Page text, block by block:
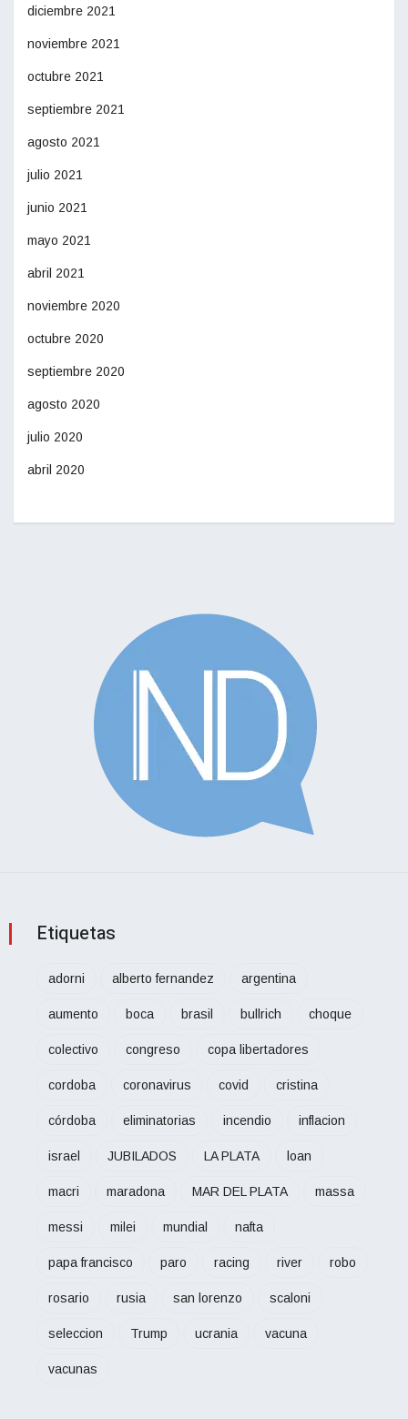
diciembre 2021
noviembre 2021
octubre 2021
septiembre 2021
agosto 2021
julio 2021
junio 2021
mayo 2021
abril 2021
noviembre 2020
octubre 2020
septiembre 2020
agosto 2020
julio 2020
abril 2020
Etiquetas
adorni alberto fernandez argentina
aumento boca brasil bullrich choque
colectivo congreso copa libertadores
cordoba coronavirus covid cristina
córdoba eliminatorias incendio inflacion
israel JUBILADOS LA PLATA loan
macri maradona MAR DEL PLATA massa
messi milei mundial nafta
papa francisco paro racing river robo
rosario rusia san lorenzo scaloni
seleccion Trump ucrania vacuna
vacunas